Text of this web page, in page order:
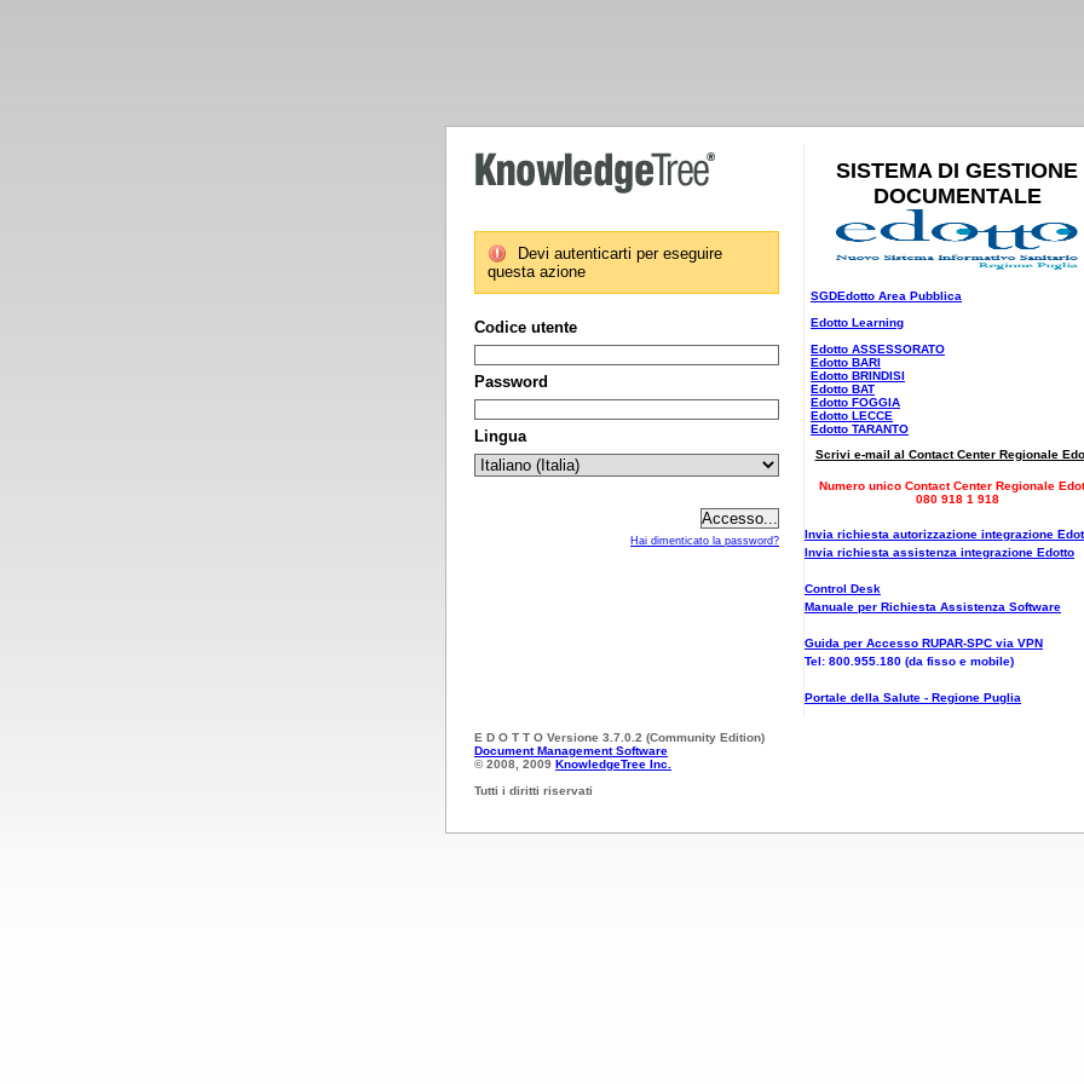
Devi autenticarti per eseguire
questa azione
Codice utente
Password
Lingua
Hai dimenticato la password?
SISTEMA DI GESTIONE
DOCUMENTALE
SGDEdotto Area Pubblica
Edotto Learning
Edotto ASSESSORATO
Edotto BARI
Edotto BRINDISI
Edotto BAT
Edotto FOGGIA
Edotto LECCE
Edotto TARANTO
Scrivi e-mail al Contact Center Regionale
Numero unico Contact Center Regionale
080 918 1 918
Invia richiesta autorizzazione integrazione
Invia richiesta assistenza integrazione Edotto
Control Desk
Manuale per Richiesta Assistenza Software
Guida per Accesso RUPAR-SPC via VPN
Tel: 800.955.180 (da fisso e mobile)
Portale della Salute - Regione Puglia
E D O T T O Versione 3.7.0.2 (Community Edition)
Document Management Software
© 2008, 2009 KnowledgeTree Inc.
Tutti i diritti riservati